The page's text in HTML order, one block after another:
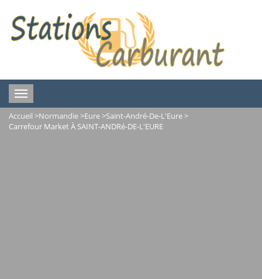
Toggle
navigation
Accueil >Normandie>Eure>Saint-André-De-L'Eure>
Carrefour Market À SAINT-ANDRé-DE-L'EURE